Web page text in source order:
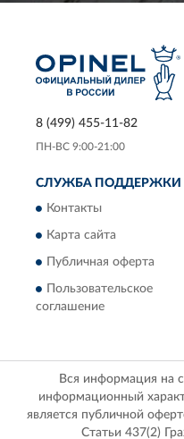
8 (499) 455-11-82
ПН-ВС 9:00-21:00
СЛУЖБА ПОДДЕРЖКИ
Контакты
Карта сайта
Публичная оферта
Пользовательское
соглашение
Вся информация на
информационный
является публичной
Статьи 437(2)